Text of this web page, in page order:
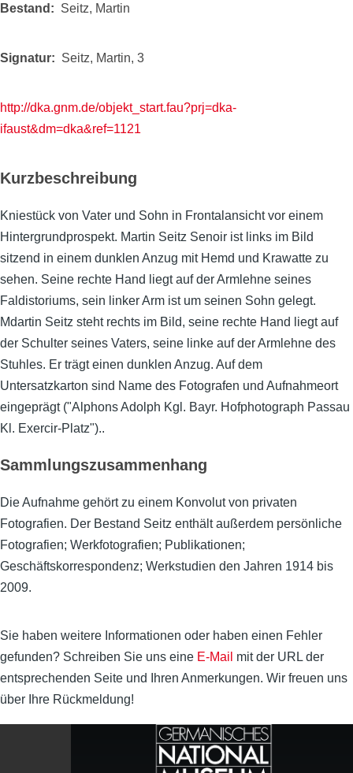
Bestand Seitz, Martin
Signatur Seitz, Martin, 3
http://dka.gnm.de/objekt_start.fau?prj=dka-
ifaust&dm=dka&ref=1121
Kurzbeschreibung
Kniestück von Vater und Sohn in Frontalansicht vor einem
Hintergrundprospekt. Martin Seitz Senoir ist links im Bild
sitzend in einem dunklen Anzug mit Hemd und Krawatte zu
sehen. Seine rechte Hand liegt auf der Armlehne seines
Faldistoriums, sein linker Arm ist um seinen Sohn gelegt.
Mdartin Seitz steht rechts im Bild, seine rechte Hand liegt auf
der Schulter seines Vaters, seine linke auf der Armlehne des
Stuhles. Er trägt einen dunklen Anzug. Auf dem
Untersatzkarton sind Name des Fotografen und Aufnahmeort
eingeprägt ("Alphons Adolph Kgl. Bayr. Hofphotograph Passau
Kl. Exercir-Platz")..
Sammlungszusammenhang
Die Aufnahme gehört zu einem Konvolut von privaten
Fotografien. Der Bestand Seitz enthält außerdem persönliche
Fotografien; Werkfotografien; Publikationen;
Geschäftskorrespondenz; Werkstudien den Jahren 1914 bis
2009.
Sie haben weitere Informationen oder haben einen Fehler
gefunden? Schreiben Sie uns eine E-Mail mit der URL der
entsprechenden Seite und Ihren Anmerkungen. Wir freuen uns
über Ihre Rückmeldung!